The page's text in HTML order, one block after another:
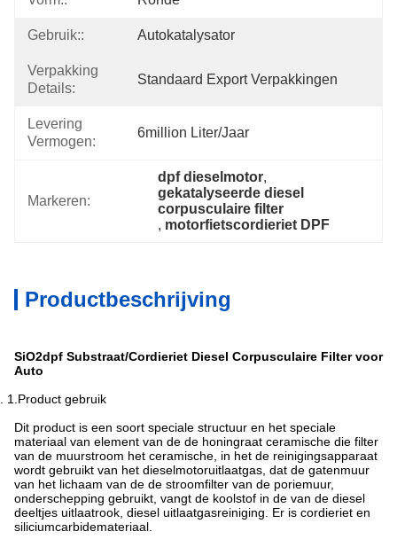
Gebruik:: Autokatalysator
Verpakking
Details:
Standaard Export Verpakkingen
Levering
Vermogen:
6million Liter/jaar
Markeren:
dpf dieselmotor,
gekatalyseerde diesel
corpusculaire filter
, motorfietscordieriet DPF
Productbeschrijving
SiO2dpf Substraat/Cordieriet Diesel Corpusculaire Filter voor
Auto
1.Product gebruik
Dit product is een soort speciale structuur en het speciale
materiaal van element van de de honingraat ceramische die filter
van de muurstroom het ceramische, in het de reinigingsapparaat
wordt gebruikt van het dieselmotoruitlaatgas, dat de gatenmuur
van het lichaam van de de stroomfilter van de poriemuur,
onderschepping gebruikt, vangt de koolstof in de van de diesel
deeltjes uitlaatrook, diesel uitlaatgasreiniging. Er is cordieriet en
siliciumcarbidemateriaal.